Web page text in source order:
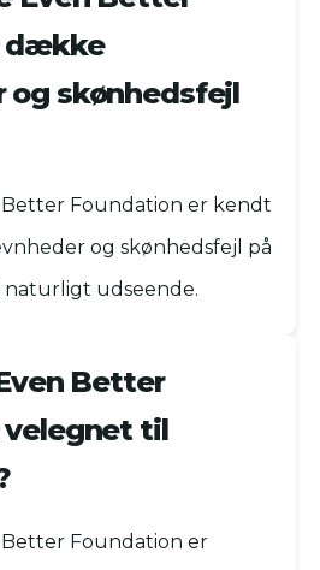
dække
skønhedsfejl
Better Foundation er kendt
og skønhedsfejl på
naturligt udseende.
Better
velegnet til
Better Foundation er